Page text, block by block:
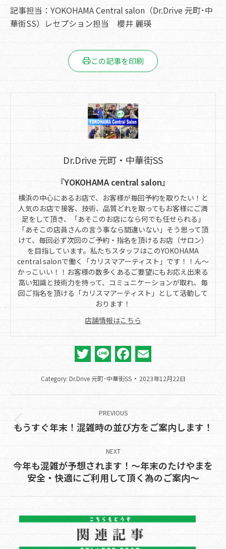
記事担当：YOKOHAMA Central salon（Dr.Drive 元町･中
華街SS）レセプション担当 櫻井 麗瑛
この記事を印刷
Dr.Drive 元町・中華街SS
『YOKOHAMA central salon』
横浜の中心にあるお店で、お客様が毎回予約を取りたい！と
人気のお店で接客、技術、品質どれを取ってもお客様にご満
足をして頂き、「あそこのお店になら何でも任せられる」
「あそこの店員さんの言う事なら間違いない」そう思って頂
けて、毎回必ず次回のご予約・指名を頂けるお店（サロン）
を目指しています。私たちスタッフはこのYOKOHAMA
central salonで働く「カリスマアーティスト」です！！ん～
かっこいい！！お客様の数多くあるご要望にもお応え出来る
高い知識と技術力を持って、コミュニケーションが取れ、毎
回ご指名を頂ける「カリスマアーティスト」として活動して
おります！
店舗情報はこちら
Twitter
LineFacebook
Category: Dr.Drive 元町･中華街SS 2023年12月22日
navigation
PREVIOUS
Previous
もうすぐ年末！混雑時の並び方をご案内します！
NEXT
Next
post:
今年も混雑が予想されます！～年末のたけやまを
安全・快適にご利用して頂く為のご案内～